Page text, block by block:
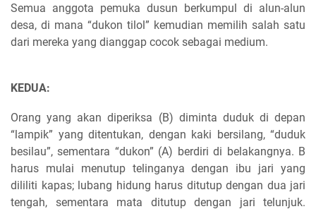
Semua anggota pemuka dusun berkumpul di alun-alun
desa, di mana “dukon tilol” kemudian memilih salah satu
dari mereka yang dianggap cocok sebagai medium.
KEDUA:
Orang yang akan diperiksa (B) diminta duduk di depan
“lampik” yang ditentukan, dengan kaki bersilang, “duduk
besilau”, sementara “dukon” (A) berdiri di belakangnya. B
harus mulai menutup telinganya dengan ibu jari yang
dililiti kapas; lubang hidung harus ditutup dengan dua jari
tengah, sementara mata ditutup dengan jari telunjuk.